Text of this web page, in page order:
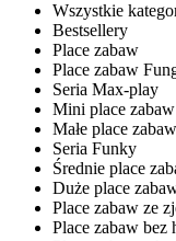
Wszystkie
Bestsellery
Place zabaw
Place zabaw
Seria Max-play
Mini place zabaw
Małe place zabaw
Seria Funky
Średnie place
Duże place
Place zabaw ze
Place zabaw bez